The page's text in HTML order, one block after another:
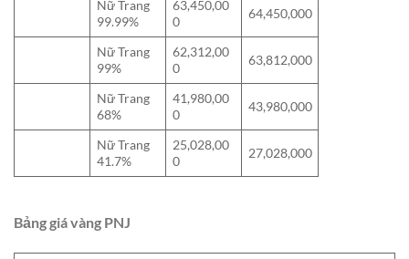
Nữ Trang
99.99%
63,450,00
0
64,450,000
Nữ Trang
99%
62,312,00
0
63,812,000
Nữ Trang
68%
41,980,00
0
43,980,000
Nữ Trang
41.7%
25,028,00
0
27,028,000
Bảng giá vàng PNJ